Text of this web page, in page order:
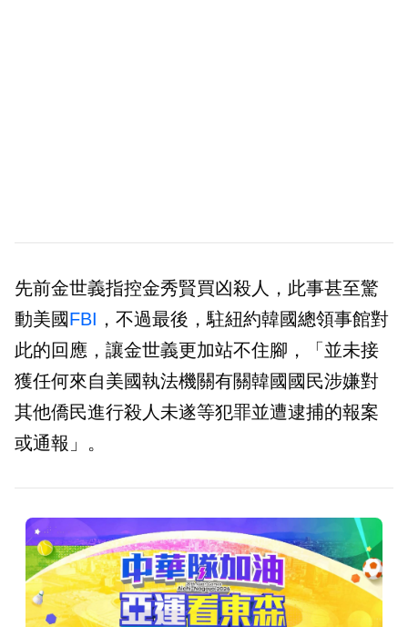
先前金世義指控金秀賢買凶殺人，此事甚至驚
動美國FBI ，不過最後，駐紐約韓國總領事館對
此的回應，讓金世義更加站不住腳，「並未接
獲任何來自美國執法機關有關韓國國民涉嫌對
其他僑民進行殺人未遂等犯罪並遭逮捕的報案
或通報」。